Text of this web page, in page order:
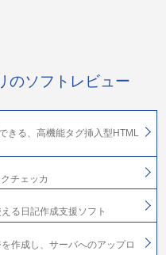
のソフトレビュー
きる、高機能タグ挿入型HTML
チェッカ
る日記作成支援ソフト
作成し、サーバへのアップロ